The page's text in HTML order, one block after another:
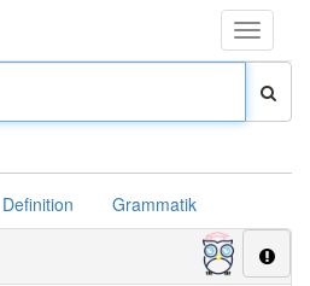
Toggle
Definition Grammatik